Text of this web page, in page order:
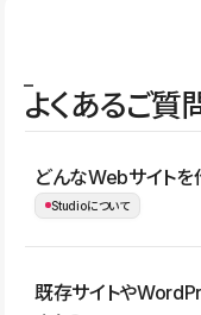
よくあるご質
どんなWebサイトを
Studioについて
コーポレートサイト、
既存サイトや